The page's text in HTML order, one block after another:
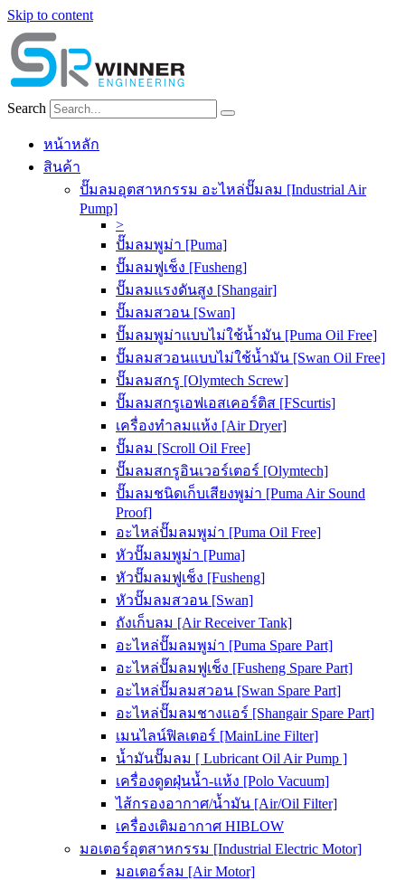
Skip to content
Search
หน้าหลัก
สินค้า
ปั๊มลมอุตสาหกรรม อะไหล่ปั๊มลม [Industrial Air
Pump]
>
ปั๊มลมพูม่า [Puma]
ปั๊มลมฟูเช็ง [Fusheng]
ปั๊มลมแรงดันสูง [Shangair]
ปั๊มลมสวอน [Swan]
ปั๊มลมพูม่าแบบไม่ใช้น้ำมัน [Puma Oil Free]
ปั๊มลมสวอนแบบไม่ใช้น้ำมัน [Swan Oil Free]
ปั๊มลมสกรู [Olymtech Screw]
ปั๊มลมสกรูเอฟเอสเคอร์ติส [FScurtis]
เครื่องทำลมแห้ง [Air Dryer]
ปั๊มลม [Scroll Oil Free]
ปั๊มลมสกรูอินเวอร์เตอร์ [Olymtech]
ปั๊มลมชนิดเก็บเสียงพูม่า [Puma Air Sound
Proof]
อะไหล่ปั๊มลมพูม่า [Puma Oil Free]
หัวปั๊มลมพูม่า [Puma]
หัวปั๊มลมฟูเช็ง [Fusheng]
หัวปั๊มลมสวอน [Swan]
ถังเก็บลม [Air Receiver Tank]
อะไหล่ปั๊มลมพูม่า [Puma Spare Part]
อะไหล่ปั๊มลมฟูเช็ง [Fusheng Spare Part]
อะไหล่ปั๊มลมสวอน [Swan Spare Part]
อะไหล่ปั๊มลมชางแอร์ [Shangair Spare Part]
เมนไลน์ฟิลเตอร์ [MainLine Filter]
น้ำมันปั๊มลม [ Lubricant Oil Air Pump ]
เครื่องดูดฝุ่นน้ำ-แห้ง [Polo Vacuum]
ไส้กรองอากาศ/น้ำมัน [Air/Oil Filter]
เครื่องเติมอากาศ HIBLOW
มอเตอร์อุตสาหกรรม [Industrial Electric Motor]
มอเตอร์ลม [Air Motor]